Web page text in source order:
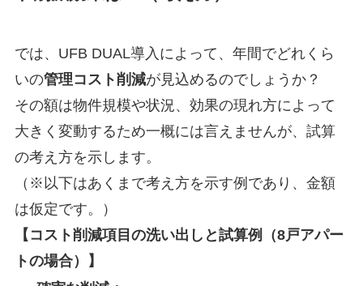
では、UFB DUAL導入によって、年間でどれくら
いの管理コスト削減が見込めるのでしょうか？
その額は物件規模や状況、効果の現れ方によって
大きく変動するため一概には言えませんが、試算
の考え方を示します。
（※以下はあくまで考え方を示す例であり、金額
は仮定です。）
【コスト削減項目の洗い出しと試算例（8戸アパー
トの場合）】